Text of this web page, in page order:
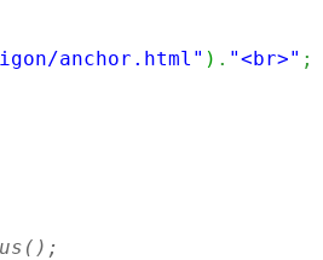
anchor.html" ) . "<br>" ;